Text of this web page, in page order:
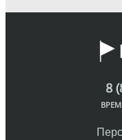
8